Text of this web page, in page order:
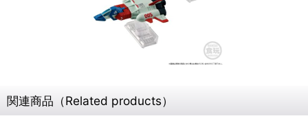
関連商品（Related products）